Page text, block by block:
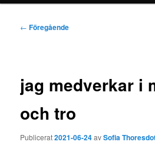
Inläggsnavigering
← Föregående
jag medverkar i
och tro
Publicerat2021-06-24avSofia